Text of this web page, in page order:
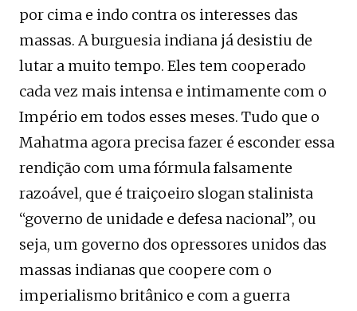
por cima e indo contra os interesses das
massas. A burguesia indiana já desistiu de
lutar a muito tempo. Eles tem cooperado
cada vez mais intensa e intimamente com o
Império em todos esses meses. Tudo que o
Mahatma agora precisa fazer é esconder essa
rendição com uma fórmula falsamente
razoável, que é traiçoeiro slogan stalinista
“governo de unidade e defesa nacional”, ou
seja, um governo dos opressores unidos das
massas indianas que coopere com o
imperialismo britânico e com a guerra